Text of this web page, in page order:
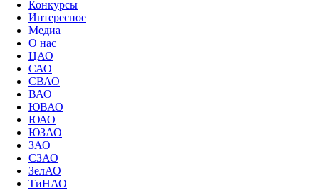
Конкурсы
Интересное
Медиа
О нас
ЦАО
САО
СВАО
ВАО
ЮВАО
ЮАО
ЮЗАО
ЗАО
СЗАО
ЗелАО
ТиНАО